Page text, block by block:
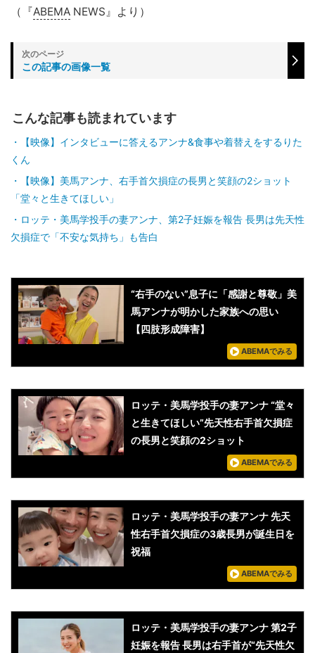
（『ABEMA NEWS』より）
この記事の画像一覧
こんな記事も読まれています
【映像】インタビューに答えるアンナ&食事や着替えをするりた
くん
【映像】美馬アンナ、右手首欠損症の長男と笑顔の2ショット
「堂々と生きてほしい」
ロッテ・美馬学投手の妻アンナ、第2子妊娠を報告 長男は先天性
欠損症で「不安な気持ち」も告白
“右手のない”息子に「感謝と尊敬」美
馬アンナが明かした家族への思い
【四肢形成障害】
ABEMAでみる
ロッテ・美馬学投手の妻アンナ “堂々
と生きてほしい”先天性右手首欠損症
の長男と笑顔の2ショット
ABEMAでみる
ロッテ・美馬学投手の妻アンナ 先天
性右手首欠損症の3歳長男が誕生日を
祝福
ABEMAでみる
ロッテ・美馬学投手の妻アンナ 第2子
妊娠を報告 長男は右手首が“先天性欠